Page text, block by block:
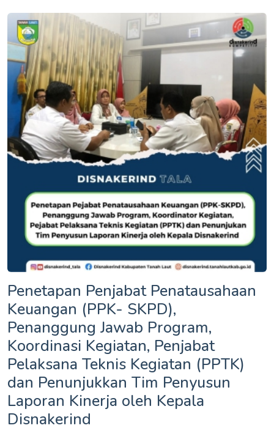
Penetapan Penjabat Penatausahaan
Keuangan (PPK- SKPD),
Penanggung Jawab Program,
Koordinasi Kegiatan, Penjabat
Pelaksana Teknis Kegiatan (PPTK)
dan Penunjukkan Tim Penyusun
Laporan Kinerja oleh Kepala
Disnakerind